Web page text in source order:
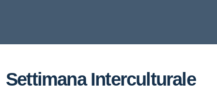
Settimana Interculturale